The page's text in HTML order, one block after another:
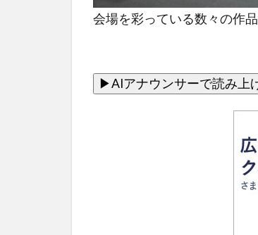
会場を彩っている数々の作品